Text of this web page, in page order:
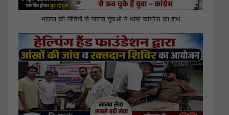
भाजपा की नीतियों से नाराज युवाओं ने थामा कांग्रेस का हाथ